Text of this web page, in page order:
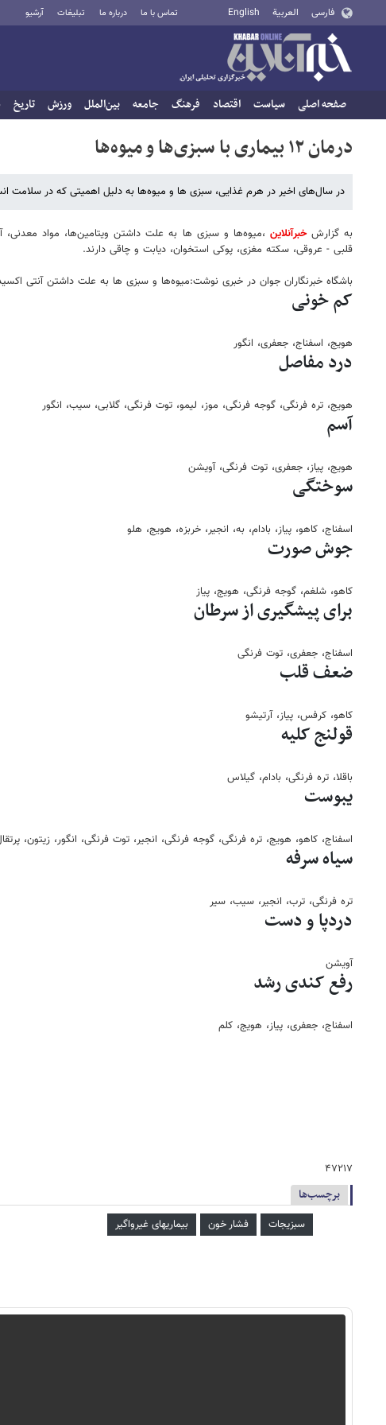
فارسی العربية English تماس با ما درباره ما تبلیغات آرشیو
صفحه اصلی سیاست اقتصاد فرهنگ جامعه بین‌الملل ورزش تاریخ
درمان ١٢ بیماری‌ با سبزی‌ها و میوه‌ها
در سال‌های اخیر در هرم غذایی، سبزی ها و میوه‌ها به دلیل اهمیتی که در سلامت
به گزارشخبرآنلاین ،میوه‌ها و سبزی ها به علت داشتن ویتامین‌ها، مواد
قلبی - عروقی، سکته مغزی، پوکی استخوان، دیابت و چاقی دارند.
باشگاه خبرنگاران جوان در خبری نوشت:میوه‌ها و سبزی ها به علت داشتن آنتی
کم خونی
هویج، اسفناج، جعفری، انگور
درد مفاصل
هویج، تره فرنگی، گوجه فرنگی، موز، لیمو، توت فرنگی، گلابی، سیب، انگور
آسم
هویج، پیاز، جعفری، توت فرنگی، آویشن
سوختگی
اسفناج، کاهو، پیاز، بادام، به، انجیر، خربزه، هویج، هلو
جوش صورت
کاهو، شلغم، گوجه فرنگی، هویج، پیاز
برای پیشگیری از سرطان
اسفناج، جعفری، توت فرنگی
ضعف قلب
کاهو، کرفس، پیاز، آرتیشو
قولنج کلیه
باقلا، تره فرنگی، بادام، گیلاس
یبوست
اسفناج، کاهو، هویج، تره فرنگی، گوجه فرنگی، انجیر، توت فرنگی، انگور، زیتون،
سیاه سرفه
تره فرنگی، ترب، انجیر، سیب، سیر
دردپا و دست
آویشن
رفع کندی رشد
اسفناج، جعفری، پیاز، هویج، کلم
۴۷۲۱۷
برچسب‌ها
سبزیجات فشار خون بیماریهای غیرواگیر